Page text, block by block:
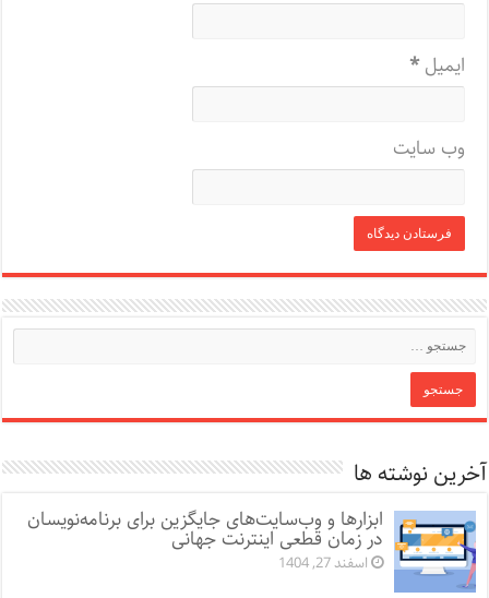
ایمیل*
وب‌ سایت
آخرین نوشته ها
ابزارها و وب‌سایت‌های جایگزین برای برنامه‌نویسان
در زمان قطعی اینترنت جهانی
اسفند 27, 1404